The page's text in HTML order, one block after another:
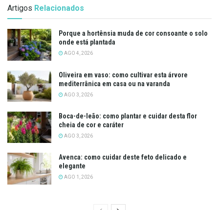
Artigos Relacionados
Porque a hortênsia muda de cor consoante o solo
onde está plantada
AGO 4, 2026
Oliveira em vaso: como cultivar esta árvore
mediterrânica em casa ou na varanda
AGO 3, 2026
Boca-de-leão: como plantar e cuidar desta flor
cheia de cor e caráter
AGO 3, 2026
Avenca: como cuidar deste feto delicado e
elegante
AGO 1, 2026